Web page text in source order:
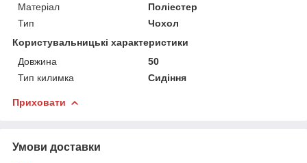
Матеріал
Поліестер
Тип
Чохол
Користувальницькі характеристики
Довжина
50
Тип килимка
Сидіння
Приховати
Умови доставки